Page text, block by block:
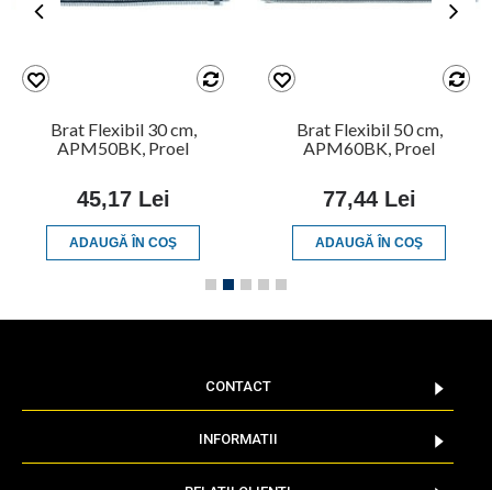
Brat Flexibil 30 cm,
APM50BK, Proel
45,17 Lei
ADAUGĂ ÎN COŞ
Brat Flexibil 50 cm,
APM60BK, Proel
77,44 Lei
ADAUGĂ ÎN COŞ
CONTACT
INFORMATII